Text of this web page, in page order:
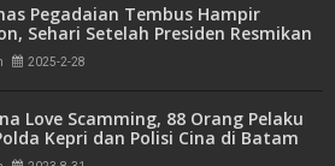
Pegadaian Tembus Hampir
Sehari Setelah Presiden Resmikan
2025-2-28
Love Scamming, 88 Orang Pelaku
Kepri dan Polisi Cina di Batam